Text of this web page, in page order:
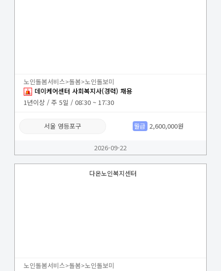
노인돌봄서비스>돌봄>노인돌보미
데이케어센터 사회복지사(경력) 채용
1년이상 / 주 5일 / 08:30 ~ 17:30
서울 영등포구 월급 2,600,000원
2026-09-22
다온노인복지센터
노인돌봄서비스>돌봄>노인돌보미